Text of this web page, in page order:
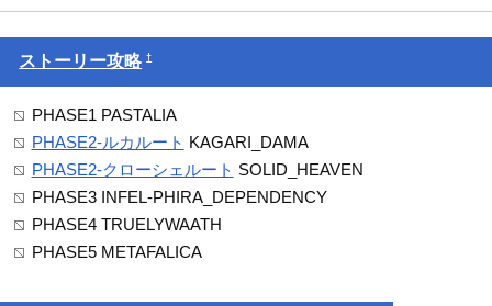
ストーリー攻略 †
PHASE1 PASTALIA
PHASE2-ルカルート KAGARI_DAMA
PHASE2-クローシェルート SOLID_HEAVEN
PHASE3 INFEL-PHIRA_DEPENDENCY
PHASE4 TRUELYWAATH
PHASE5 METAFALICA